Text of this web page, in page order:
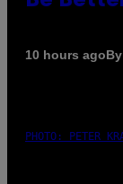
10 hours agoBy
PHOTO: PETER